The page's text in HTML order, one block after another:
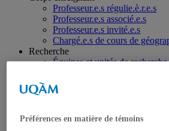
Professeur.e.s régulie.è.r.e.s
Professeur.e.s associé.e.s
Professeur.e.s invité.e.s
Chargé.e.s de cours de
Recherche
Équipes et unités de recherche
Axes de recherche
Publications
Laboratoires
Préférences en matière de témoins